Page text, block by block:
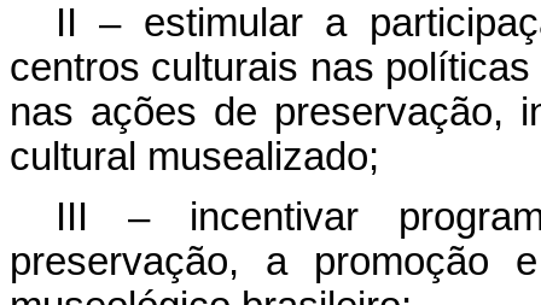
II – estimular a
centros culturais nas
nas ações de preservação,
cultural musealizado;
III – incentivar
preservação, a promoção